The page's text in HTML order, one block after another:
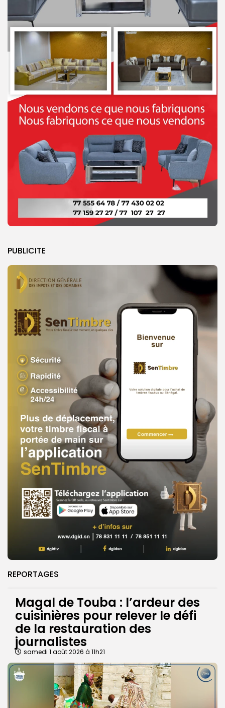
PUBLICITE
REPORTAGES
Magal de Touba : l’ardeur des
cuisinières pour relever le défi
de la restauration des
journalistes
samedi 1 août 2026 à 11h21